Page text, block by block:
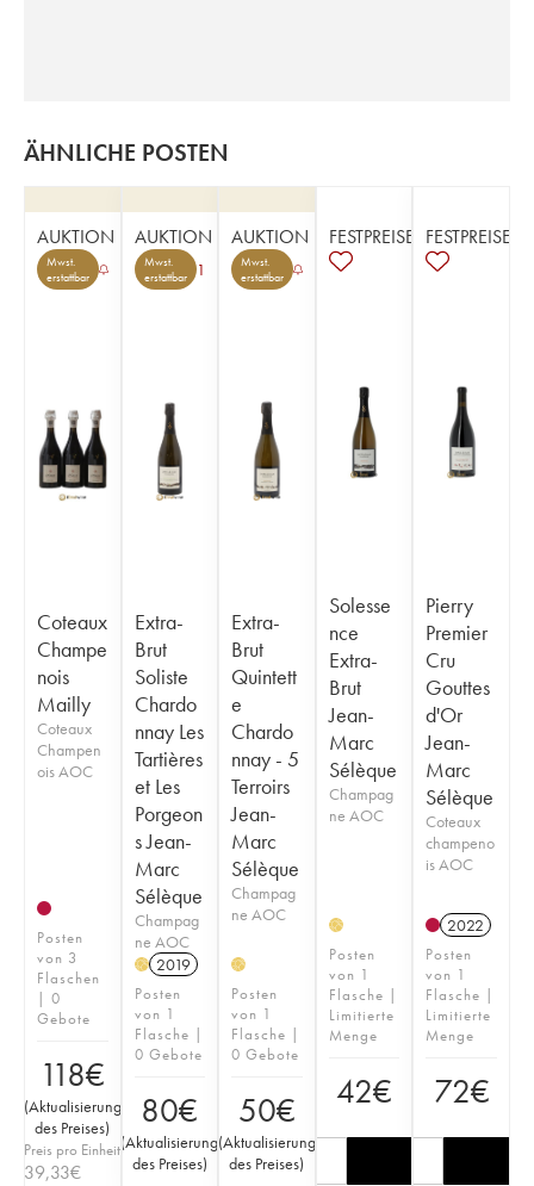
ÄHNLICHE POSTEN
AUKTION
Mwst.
erstattbar
Coteaux
Champe
nois
Mailly
Coteaux
Champen
ois AOC
Posten
von 3
Flaschen
| 0
Gebote
118€
(Aktualisierung
des Preises)
Preis pro Einheit
39,33€
AUKTION
Mwst.
erstattbar
1
Extra-
Brut
Soliste
Chardo
nnay Les
Tartières
et Les
Porgeon
s Jean-
Marc
Sélèque
Champag
ne AOC
H 2019
Posten
von 1
Flasche |
0 Gebote
80€
(Aktualisierung
des Preises)
AUKTION
Mwst.
erstattbar
Extra-
Brut
Quintett
e
Chardo
nnay - 5
Terroirs
Jean-
Marc
Sélèque
Champag
ne AOC
H
Posten
von 1
Flasche |
0 Gebote
50€
(Aktualisierung
des Preises)
FESTPREISE
Solesse
nce
Extra-
Brut
Jean-
Marc
Sélèque
Champag
ne AOC
H
Posten
von 1
Flasche |
Limitierte
Menge
42€
FESTPREISE
Pierry
Premier
Cru
Gouttes
d'Or
Jean-
Marc
Sélèque
Coteaux
champeno
is AOC
2022
Posten
von 1
Flasche |
Limitierte
Menge
72€